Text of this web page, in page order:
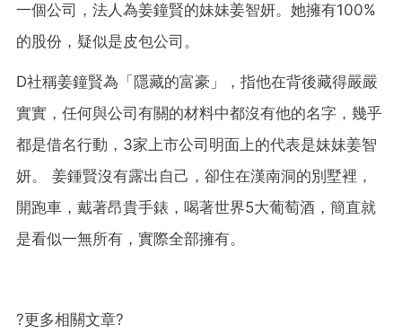
一個公司，法人為姜鐘賢的妹妹姜智妍。她擁有100%
的股份，疑似是皮包公司。
D社稱姜鐘賢為「隱藏的富豪」，指他在背後藏得嚴嚴
實實，任何與公司有關的材料中都沒有他的名字，幾乎
都是借名行動，3家上市公司明面上的代表是妹妹姜智
妍。 姜鍾賢沒有露出自己，卻住在漢南洞的別墅裡，
開跑車，戴著昂貴手錶，喝著世界5大葡萄酒，簡直就
是看似一無所有，實際全部擁有。
?更多相關文章?